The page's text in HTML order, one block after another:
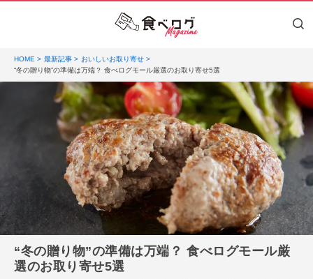
HOME 最新記事
おいしいお取り寄せ
“冬の贈り物”の準備は万端？ 食べログモール厳選のお取り寄せ5選
“冬の贈り物”の準備は万端？ 食べログモール厳
選のお取り寄せ5選